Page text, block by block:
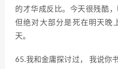
的才华成反比。今天很残酷
但绝对大部分是死在明天晚
天。
65.我和金庸探讨过， 我说你